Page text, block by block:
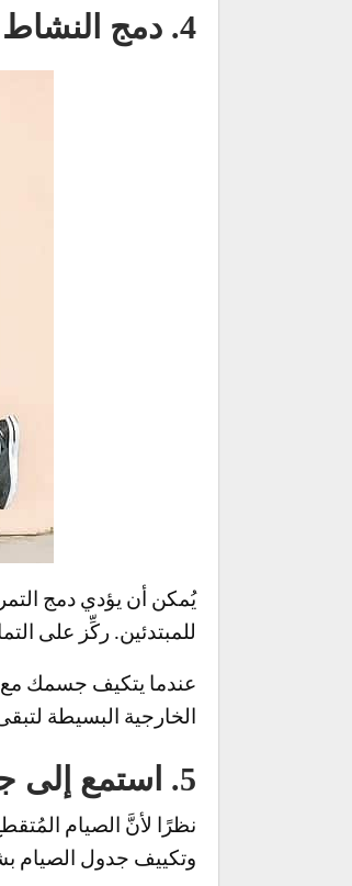
4. دمج النشاط البدني
يُمكن أن يؤدي دمج
للمبتدئين. ركِّز على
الخارجية البسيطة
5. استمع إلى جسدك أثناء الصيام
نظرًا لأنَّ الصيام
وتكييف جدول الصيام